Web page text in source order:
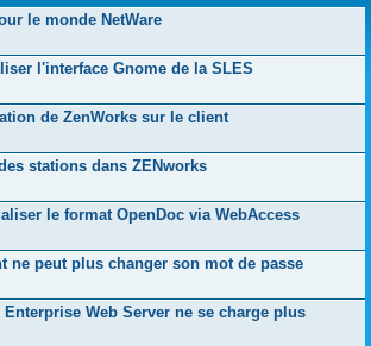
le monde NetWare
l'interface Gnome de la SLES
de ZenWorks sur le client
stations dans ZENworks
le format OpenDoc via WebAccess
ne peut plus changer son mot de passe
Enterprise Web Server ne se charge plus